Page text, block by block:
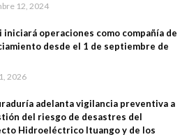
12, 2024
iniciará operaciones como compañía de
desde el 1 de septiembre de
2026
adelanta vigilancia preventiva a
del riesgo de desastres del
Hidroeléctrico Ituango y de los